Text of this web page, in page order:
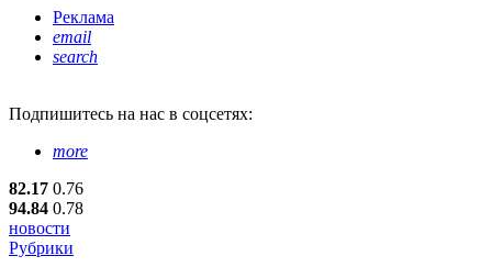
Реклама
email
search
Подпишитесь на нас в соцсетях:
more
82.17 0.76
94.84 0.78
новости
Рубрики